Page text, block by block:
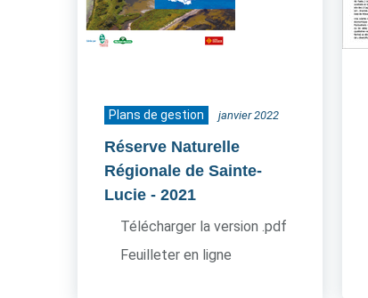
Plans de gestion janvier 2022
Réserve Naturelle
Régionale de Sainte-
Lucie - 2021
Télécharger la version .pdf
Feuilleter en ligne